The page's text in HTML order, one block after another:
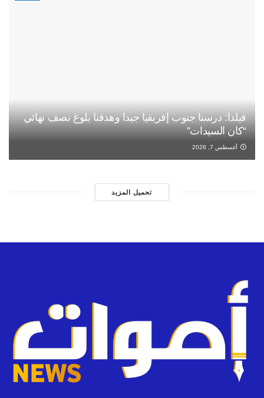
فيلدا: درسنا جنوب إفريقيا جيدا وهدفنا بلوغ نصف نهائي
“كان السيدات”
أغسطس 7, 2026
تحميل المزيد